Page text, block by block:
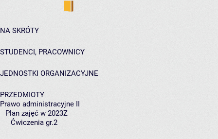
NA SKRÓTY
STUDENCI, PRACOWNICY
JEDNOSTKI ORGANIZACYJNE
PRZEDMIOTY
Prawo administracyjne II
Plan zajęć w 2023Z
Ćwiczenia gr.2